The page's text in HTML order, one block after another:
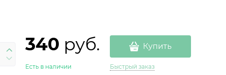
340 руб.
Есть в наличии
Купить
Быстрый заказ